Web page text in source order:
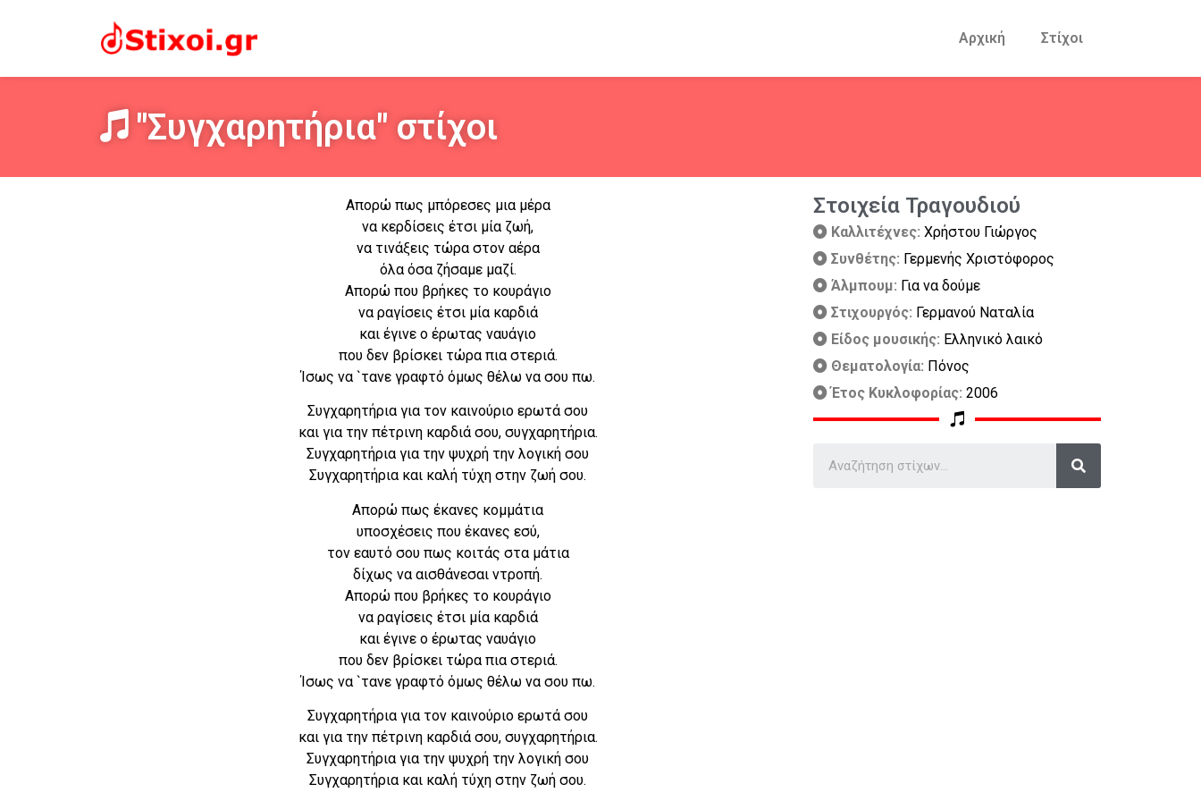
Αρχική Στίχοι
"Συγχαρητήρια" στίχοι
Απορώ πως μπόρεσες μια μέρα
να κερδίσεις έτσι μία ζωή,
να τινάξεις τώρα στον αέρα
όλα όσα ζήσαμε μαζί.
Απορώ που βρήκες το κουράγιο
να ραγίσεις έτσι μία καρδιά
και έγινε ο έρωτας ναυάγιο
που δεν βρίσκει τώρα πια στεριά.
Ίσως να `τανε γραφτό όμως θέλω να σου πω.
Συγχαρητήρια για τον καινούριο ερωτά σου
και για την πέτρινη καρδιά σου, συγχαρητήρια.
Συγχαρητήρια για την ψυχρή την λογική σου
Συγχαρητήρια και καλή τύχη στην ζωή σου.
Απορώ πως έκανες κομμάτια
υποσχέσεις που έκανες εσύ,
τον εαυτό σου πως κοιτάς στα μάτια
δίχως να αισθάνεσαι ντροπή.
Απορώ που βρήκες το κουράγιο
να ραγίσεις έτσι μία καρδιά
και έγινε ο έρωτας ναυάγιο
που δεν βρίσκει τώρα πια στεριά.
Ίσως να `τανε γραφτό όμως θέλω να σου πω.
Συγχαρητήρια για τον καινούριο ερωτά σου
και για την πέτρινη καρδιά σου, συγχαρητήρια.
Συγχαρητήρια για την ψυχρή την λογική σου
Συγχαρητήρια και καλή τύχη στην ζωή σου.
Στοιχεία Τραγουδιού
Καλλιτέχνες: Χρήστου Γιώργος
Συνθέτης: Γερμενής Χριστόφορος
Άλμπουμ: Για να δούμε
Στιχουργός: Γερμανού Ναταλία
Είδος μουσικής: Ελληνικό λαικό
Θεματολογία: Πόνος
Έτος Κυκλοφορίας: 2006